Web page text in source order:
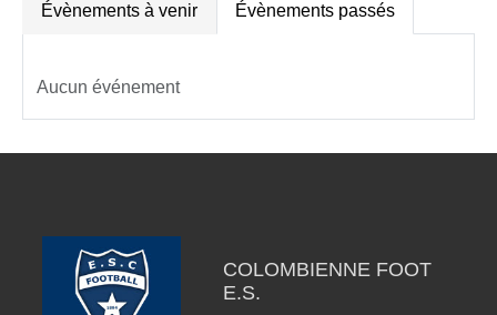
Évènements à venir Évènements passés
Aucun événement
COLOMBIENNE FOOT
E.S.